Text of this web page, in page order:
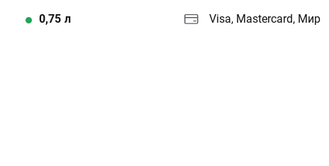
0,75 л Visa, Mastercard, Мир